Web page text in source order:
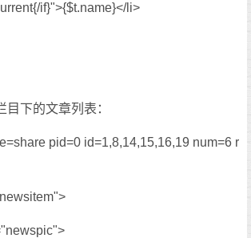
if}">{$t.name}</li>
下的文章列表：
pid=0 id=1,8,14,15,16,19 num=6 r